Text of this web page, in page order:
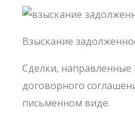
Взыскание
Сделки, направленные
договорного
письменном виде.